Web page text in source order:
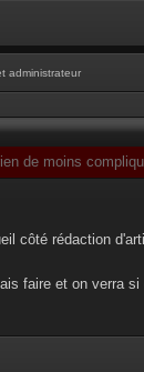
administrateur
de moins
côté rédaction
faire et on verra si